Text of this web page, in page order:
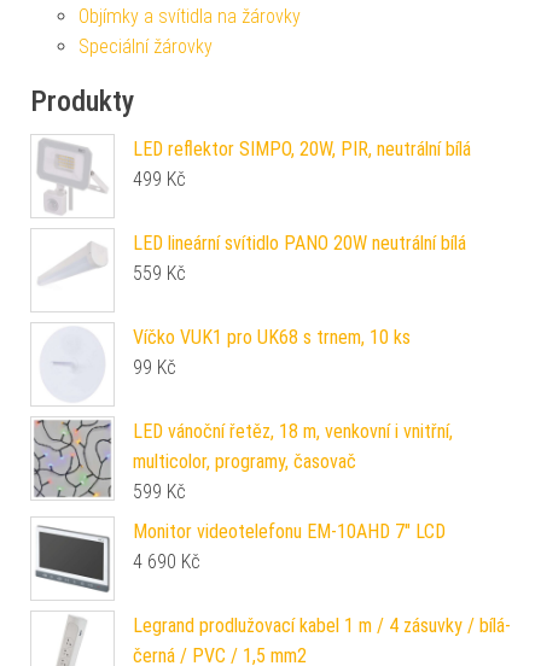
Objímky a svítidla na žárovky
Speciální žárovky
Produkty
LED reflektor SIMPO, 20W, PIR, neutrální bílá
499 Kč
LED lineární svítidlo PANO 20W neutrální bílá
559 Kč
Víčko VUK1 pro UK68 s trnem, 10 ks
99 Kč
LED vánoční řetěz, 18 m, venkovní i vnitřní,
multicolor, programy, časovač
599 Kč
Monitor videotelefonu EM-10AHD 7" LCD
4 690 Kč
Legrand prodlužovací kabel 1 m / 4 zásuvky / bílá-
černá / PVC / 1,5 mm2